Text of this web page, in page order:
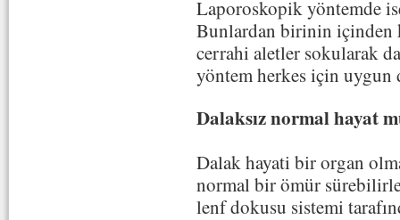
Laporoskopik yöntemde
Bunlardan birinin içinden
cerrahi aletler sokularak
yöntem herkes için uygun
Dalaksız normal hayat
Dalak hayati bir organ
normal bir ömür
lenf dokusu sistemi